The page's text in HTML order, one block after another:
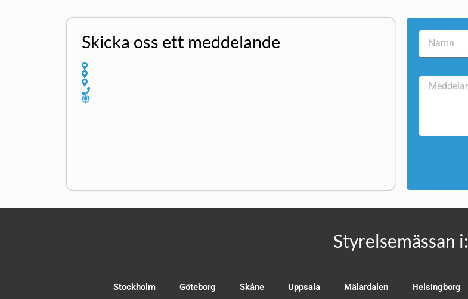
Skicka oss ett meddelande
Styrelsemässan i:
Stockholm Göteborg Skåne Uppsala Mälardalen Helsingborg